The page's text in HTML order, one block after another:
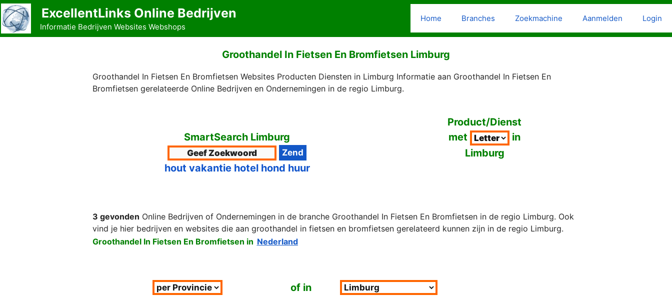
Ga
naar
de
ExcellentLinks Online Bedrijven
Informatie Bedrijven Websites Webshops
Home Branches Zoekmachine Aanmelden Login
Groothandel In Fietsen En Bromfietsen Limburg
Groothandel In Fietsen En Bromfietsen Websites Producten Diensten in Limburg Informatie aan Groothandel In Fietsen En
Bromfietsen gerelateerde Online Bedrijven en Ondernemingen in de regio Limburg.
SmartSearch Limburg
hout vakantie hotel hond huur
Product/Dienst
met
in
Limburg
3 gevonden Online Bedrijven of Ondernemingen in de branche Groothandel In Fietsen En Bromfietsen in de regio Limburg. Ook
vind je hier bedrijven en websites die aan groothandel in fietsen en bromfietsen gerelateerd kunnen zijn in de regio Limburg.
Groothandel In Fietsen En Bromfietsen in Nederland
of in